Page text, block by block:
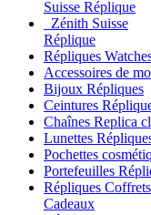
Suisse Réplique
Zénith Suisse
Réplique
Répliques
Accessoires de
Bijoux Répliques
Ceintures
Chaînes Replica
Lunettes
Pochettes
Portefeuilles
Répliques Coffrets
Cadeaux